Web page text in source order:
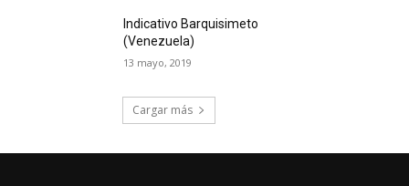
Indicativo Barquisimeto
(Venezuela)
13 mayo, 2019
Cargar más